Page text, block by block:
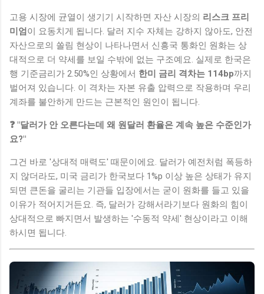
고용 시장에 균열이 생기기 시작하면 자산 시장의 리스크 프리
미엄 이 요동치게 됩니다. 달러 지수 자체는 강하지 않아도, 안전
자산으로의 쏠림 현상이 나타나면서 신흥국 통화인 원화는 상
대적으로 더 약세를 보일 수밖에 없는 구조예요. 실제로 한국은
행 기준금리가 2.50%인 상황에서 한미 금리 격차는 114bp까지
벌어져 있습니다. 이 격차는 자본 유출 압력으로 작용하며 우리
계좌를 불안하게 만드는 근본적인 원인이 됩니다.
❓ "달러가 안 오른다는데 왜 원달러 환율은 계속 높은 수준인가
요?"
그건 바로 '상대적 매력도' 때문이에요. 달러가 예전처럼 폭등하
지 않더라도, 미국 금리가 한국보다 1%p 이상 높은 상태가 유지
되면 큰돈을 굴리는 기관들 입장에서는 굳이 원화를 들고 있을
이유가 적어지거든요. 즉, 달러가 강해서라기보다 원화의 힘이
상대적으로 빠지면서 발생하는 '수동적 약세' 현상이라고 이해
하시면 됩니다.